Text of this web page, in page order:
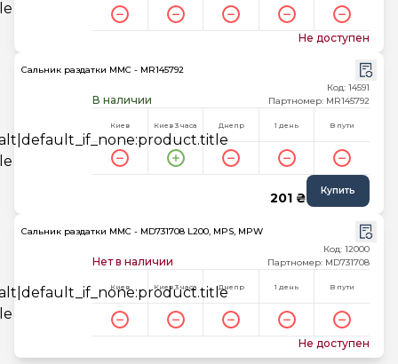
Не доступен
Сальник раздатки MMC - MR145792
В наличии
Код: 14591
Партномер: MR145792
Киев Киев 3 часа Днепр 1 день В пути
201 ₴ Купить
Сальник раздатки MMC - MD731708 L200, MPS, MPW
Нет в наличии
Код: 12000
Партномер: MD731708
Киев Киев 3 часа Днепр 1 день В пути
Не доступен